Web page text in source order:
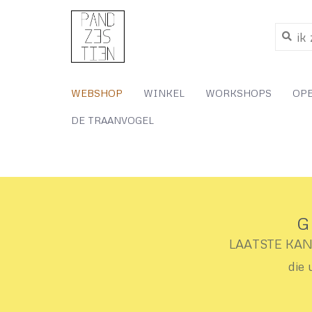
WEBSHOP WINKEL WORKSHOPS
DE TRAANVOGEL
LAATSTE
die